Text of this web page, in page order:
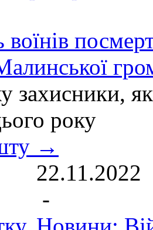
воїнів
захисники,
року
→
22.11.2022
-